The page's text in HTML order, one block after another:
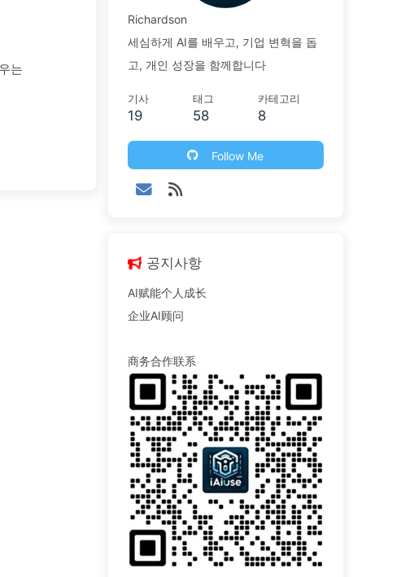
는
Richardson
세심하게 AI를 배우고, 기업 변혁을 돕
고, 개인 성장을 함께합니다
기사
19
태그
58
카테고리
8
Follow Me
공지사항
AI赋能个人成长
企业AI顾问
商务合作联系